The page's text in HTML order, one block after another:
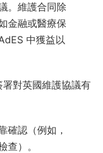
。維護合同除
金融或醫療保
中獲益以
對英國維護協議有
確認（例如，
查）。